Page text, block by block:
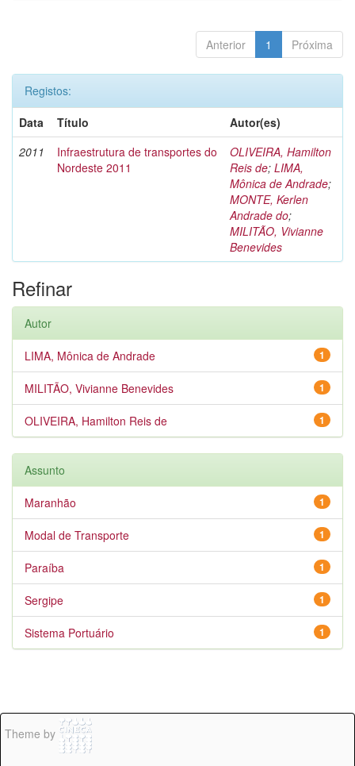
Anterior 1 Próxima
Registos:
Data
Título
Autor(es)
2011
Infraestrutura de transportes do
Nordeste 2011
OLIVEIRA, Hamilton
Reis de; LIMA,
Mônica de Andrade;
MONTE, Kerlen
Andrade do;
MILITÃO, Vivianne
Benevides
Refinar
Autor
1
LIMA, Mônica de Andrade
1
MILITÃO, Vivianne Benevides
1
OLIVEIRA, Hamilton Reis de
Assunto
1
Maranhão
1
Modal de Transporte
1
Paraíba
1
Sergipe
1
Sistema Portuário
Theme by